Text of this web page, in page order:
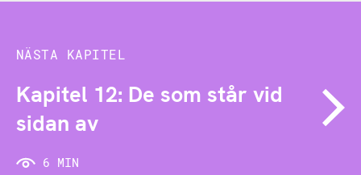
NÄSTA KAPITEL
Kapitel 12: De som står vid
sidan av
6 MIN